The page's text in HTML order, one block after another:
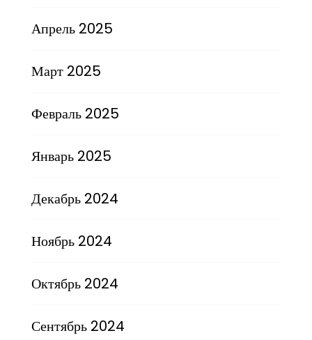
Апрель 2025
Март 2025
Февраль 2025
Январь 2025
Декабрь 2024
Ноябрь 2024
Октябрь 2024
Сентябрь 2024